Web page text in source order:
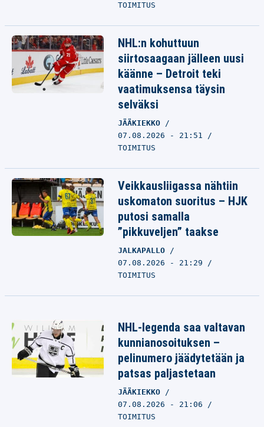
TOIMITUS
NHL:n kohuttuun
siirtosaagaan jälleen uusi
käänne – Detroit teki
vaatimuksensa täysin
selväksi
JÄÄKIEKKO
07.08.2026 - 21:51
TOIMITUS
Veikkausliigassa nähtiin
uskomaton suoritus – HJK
putosi samalla
”pikkuveljen” taakse
JALKAPALLO
07.08.2026 - 21:29
TOIMITUS
NHL-legenda saa valtavan
kunnianosoituksen –
pelinumero jäädytetään ja
patsas paljastetaan
JÄÄKIEKKO
07.08.2026 - 21:06
TOIMITUS